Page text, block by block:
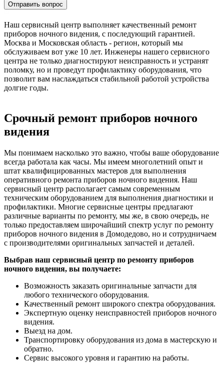
Отправить вопрос
Наш сервисный центр выполняет качественный ремонт
приборов ночного видения, с последующий гарантией.
Москва и Московская область - регион, который мы
обслуживаем вот уже 10 лет. Инженеры нашего сервисного
центра не только диагностируют неисправность и устранят
поломку, но и проведут профилактику оборудования, что
позволит вам наслаждаться стабильной работой устройства
долгие годы.
Срочный ремонт приборов ночного
видения
Мы понимаем насколько это важно, чтобы ваше оборудование
всегда работала как часы. Мы имеем многолетний опыт и
штат квалифицированных мастеров для выполнения
оперативного ремонта приборов ночного видения. Наш
сервисный центр располагает самым современным
техническим оборудованием для выполнения диагностики и
профилактики. Многие сервисные центры предлагают
различные варианты по ремонту, мы же, в свою очередь, не
только предоставляем широчайший спектр услуг по ремонту
приборов ночного видения в Домодедово, но и сотрудничаем
с производителями оригинальных запчастей и деталей.
Выбрав наш сервисный центр по ремонту приборов
ночного видения, вы получаете:
Возможность заказать оригинальные запчасти для
любого технического оборудования.
Качественный ремонт широкого спектра оборудования.
Экспертную оценку неисправностей приборов ночного
видения.
Выезд на дом.
Транспортировку оборудования из дома в мастерскую и
обратно.
Сервис высокого уровня и гарантию на работы.